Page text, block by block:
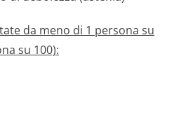
da meno di 1 persona su
su 100):